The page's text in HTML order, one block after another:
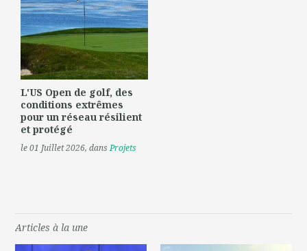
L'US Open de golf, des
conditions extrêmes
pour un réseau résilient
et protégé
le 01 Juillet 2026, dansProjets
Articles à la une